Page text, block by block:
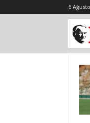
6